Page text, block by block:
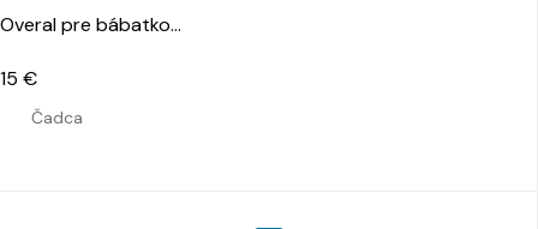
Overal pre bábatko…
Čadca
15 €